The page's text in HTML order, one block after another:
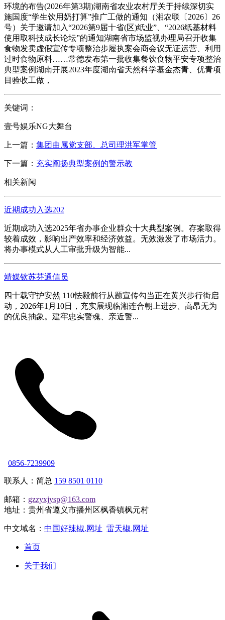
环境的布告(2026年第3期)湖南省农业农村厅关于持续深切实
施国度“学生饮用奶打算”推广工做的通知（湘农联〔2026〕26
号）关于邀请加入“2026第9届十省(区)纸业”、“2026纸基材料
使用取科技成长论坛”的通知湖南省市场监视办理局召开收集
食物发卖虚假宣传专项整治步履执案会商会议无证运营、利用
过时食物原料……常德发布第一批收集餐饮食物平安专项整治
典型案例湖南开展2023年度湖南省天然科学基金杰青、优青项
目验收工做，
关键词：
壹号娱乐NG大舞台
上一篇： 集团曲属党支部、总司理洪军掌管
下一篇： 充实阐扬典型案例的警示教
相关新闻
近期成功入选202
近期成功入选2025年省办事企业群众十大典型案例。存案取得
较着成效，影响出产效率和经济效益。无效激发了市场活力。
将办事模式从人工审批升级为智能...
靖媒钦苏芬通信员
四十载守护安然 110怯毅前行从题宣传勾当正在黄兴步行街启
动，2026年1月10日，充实展现临湘连合朝上进步、高昂无为
的优良抽象。建牢忠实警魂、亲近警...
0856-7239909
联系人：简总 159 8501 0110
邮箱： gzzyxjysp@163.com
地址：贵州省遵义市播州区枫香镇枫元村
中文域名： 中国好辣椒.网址 雷天椒.网址
首页
关于我们